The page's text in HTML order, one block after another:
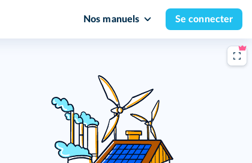
Nos manuels Se connecter